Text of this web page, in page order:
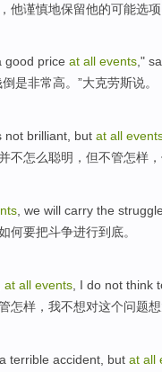
他谨慎地保留他的可能选项
good price at all events,"
倒是非常高。”大克劳斯说。
not brilliant but at all
并不怎么聪明 ， 但不管怎样，
we will carry the
何要把斗争进行到底。
at all events I do not think
怎样， 我不想对这个问题想
a terrible accident but at all